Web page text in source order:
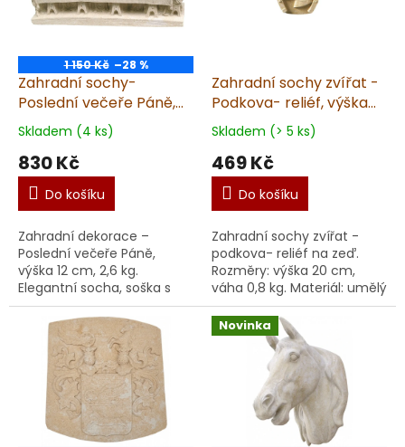
1 150 Kč –28 %
Zahradní sochy-
Poslední večeře Páně,
výška 12 cm, 2,6 kg,
pískovec
Skladem (4 ks)
830 Kč
Do košíku
Zahradní dekorace –
Poslední večeře Páně,
výška 12 cm, 2,6 kg.
Elegantní socha, soška s
motivem Poslední večeře
Páně se stane výrazným
prvkem vaší zahrady,
terasy ne...
Zahradní sochy zvířat -
Podkova- reliéf, výška
20 cm, 0,8 kg, pískovec
Skladem (> 5 ks)
469 Kč
Do košíku
Zahradní sochy zvířat -
podkova- reliéf na zeď.
Rozměry: výška 20 cm,
váha 0,8 kg. Materiál: umělý
pískovec. Doporučujeme
Vyrobené v ČR z
kvalitního u...
Novinka